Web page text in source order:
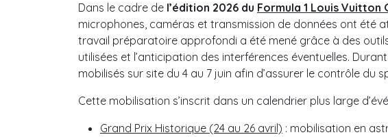
Dans le cadre de l’édition 2026 du Formula 1 Louis Vuitton
microphones, caméras et transmission de données ont été
travail préparatoire approfondi a été mené grâce à des
utilisées et l’anticipation des interférences éventuelles.
mobilisés sur site du 4 au 7 juin afin d’assurer le contrôle
Cette mobilisation s’inscrit dans un calendrier plus large
Grand Prix Historique (24 au 26 avril) : mobilisation en